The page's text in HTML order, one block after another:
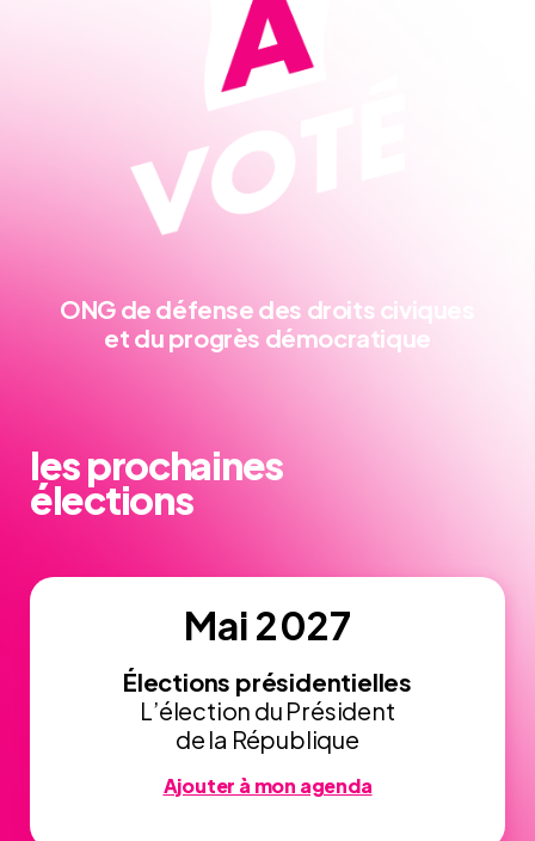
ONG de défense des droits civiques
et du progrès démocratique
les prochaines
élections
Mai 2027
Élections présidentielles
L’élection du Président
de la République
Ajouter à mon agenda